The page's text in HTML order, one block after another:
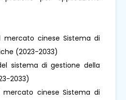
mercato cinese Sistema di
(2023-2033)
sistema di gestione della
2033)
mercato cinese Sistema di